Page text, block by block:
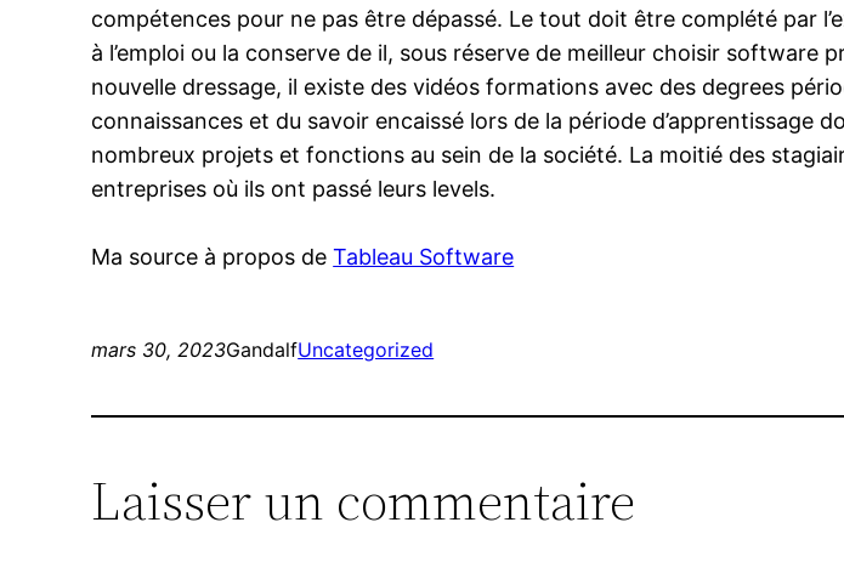
compétences pour ne pas être dépassé. Le tout doit être complété par
à l’emploi ou la conserve de il, sous réserve de meilleur choisir
nouvelle dressage, il existe des vidéos formations avec des degrees
connaissances et du savoir encaissé lors de la période d’apprentissage
nombreux projets et fonctions au sein de la société. La moitié des
entreprises où ils ont passé leurs levels.
Ma source à propos deTableau Software
mars 30, 2023GandalfUncategorized
Laisser un commentaire